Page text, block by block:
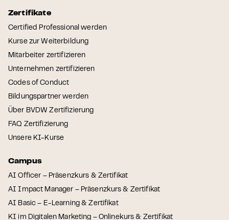
Zertifikate
Certified Professional werden
Kurse zur Weiterbildung
Mitarbeiter zertifizieren
Unternehmen zertifizieren
Codes of Conduct
Bildungspartner werden
Über BVDW Zertifizierung
FAQ Zertifizierung
Unsere KI-Kurse
Campus
AI Officer – Präsenzkurs & Zertifikat
AI Impact Manager – Präsenzkurs & Zertifikat
AI Basic – E-Learning & Zertifikat
KI im Digitalen Marketing – Onlinekurs & Zertifikat